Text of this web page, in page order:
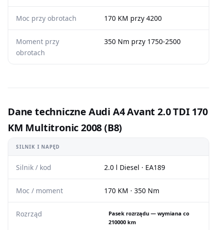
Moc przy obrotach 170 KM przy 4200
Moment przy
obrotach
350 Nm przy 1750-2500
Dane techniczne Audi A4 Avant 2.0 TDI 170
KM Multitronic 2008 (B8)
SILNIK I NAPĘD
Silnik / kod 2.0 l Diesel · EA189
Moc / moment 170 KM · 350 Nm
Rozrząd
Pasek rozrządu — wymiana co
210000 km